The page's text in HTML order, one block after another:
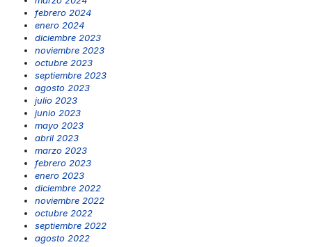
febrero 2024
enero 2024
diciembre 2023
noviembre 2023
octubre 2023
septiembre 2023
agosto 2023
julio 2023
junio 2023
mayo 2023
abril 2023
marzo 2023
febrero 2023
enero 2023
diciembre 2022
noviembre 2022
octubre 2022
septiembre 2022
agosto 2022